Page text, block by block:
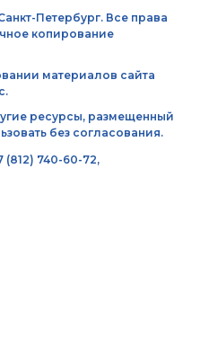
Петербург. Все права
копирование
материалов сайта
ресурсы, размещенный
без согласования.
(812) 740-60-72,